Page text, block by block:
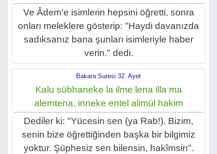
Ve Âdem'e isimlerin hepsini öğretti, sonra
onları meleklere gösterip: "Haydi davanızda
sadıksanız bana şunları isimleriyle haber
verin." dedi.
Bakara Suresi 32. Ayet
Kalu sübhaneke la ilme lena illa ma
alemtena, inneke entel alimül hakim
Dediler ki: "Yücesin sen (ya Rab!). Bizim,
senin bize öğrettiğinden başka bir bilgimiz
yoktur. Şüphesiz sen bilensin, hakîmsin".